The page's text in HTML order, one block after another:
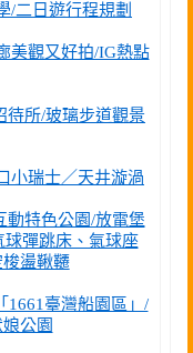
/二日遊行程規劃
美觀又好拍/IG熱點
待所/玻璃步道觀景
小瑞士／天井漩渦
動特色公園/放電堡
彈跳床、氣球座
盪鞦韆
1661臺灣船園區」/
公園